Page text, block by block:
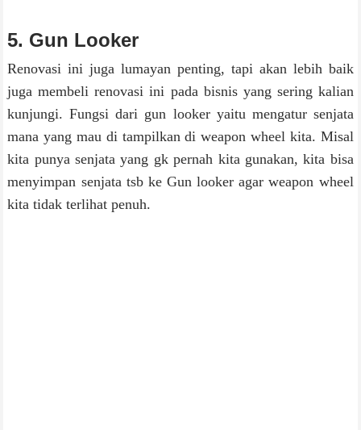
5. Gun Looker
Renovasi ini juga lumayan penting, tapi akan lebih baik
juga membeli renovasi ini pada bisnis yang sering kalian
kunjungi. Fungsi dari gun looker yaitu mengatur senjata
mana yang mau di tampilkan di weapon wheel kita. Misal
kita punya senjata yang gk pernah kita gunakan, kita bisa
menyimpan senjata tsb ke Gun looker agar weapon wheel
kita tidak terlihat penuh.